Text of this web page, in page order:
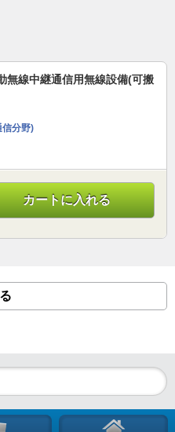
無線中継通信用無線設備(可搬
信分野)
カートに入れる